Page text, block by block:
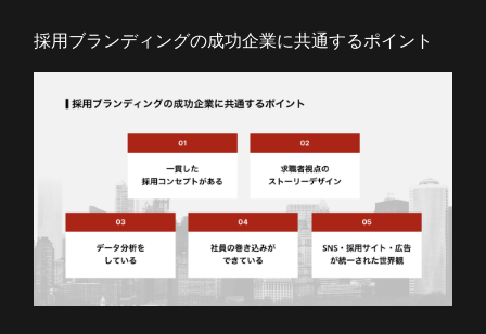
採用ブランディングの成功企業に共通するポイント